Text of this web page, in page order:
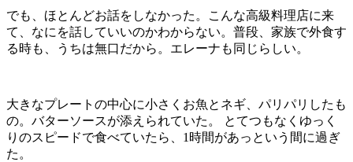
でも、ほとんどお話をしなかった。こんな高級料理店に来
て、なにを話していいのかわからない。普段、家族で外食す
る時も、うちは無口だから。エレーナも同じらしい。
大きなプレートの中心に小さくお魚とネギ、パリパリしたも
の。バターソースが添えられていた。 とてつもなくゆっく
りのスピードで食べていたら、1時間があっという間に過ぎ
た。